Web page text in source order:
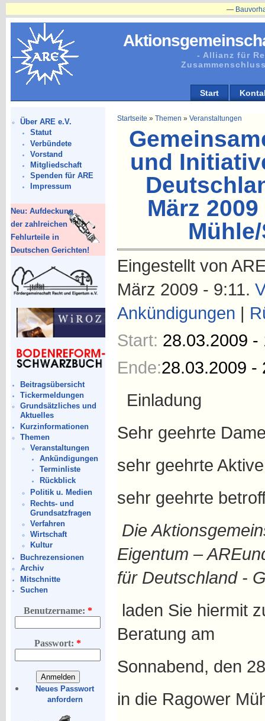
- Allianz für
Start
Über ARE e.V.
Statut
Verbündete
Vorstand
Mitgliedschaft
Spenden für ARE
Impressum
Neu: Aufdeckung
der zahlreichen
Fehlurteile in
Deutschen Gerichten!
Beitragsübersicht
Tickermeldungen
Grundsätzliches und
Aktuelles
Kurzinformationen
Themen
Veranstaltungen
Ankündigungen
Terminliste
Rückblick
Politik u. Medien
Rechts- und
Grundsatzfragen
Verfahren
Wirtschaft
Kultur
Buchrezensionen
Archiv
Mitschnitte
Suchen
Benutzername: *
Passwort:*
Neues Passwort
anfordern
Bauvorhaben in
Startseite » Themen » Veranstaltungen
und
März
Eingestellt von
März 2009 - 9:11.
Ankündigungen |
Start: 28.03.2009 -
Ende:28.03.2009 -
Einladung
Sehr geehrte
sehr geehrte
sehr geehrte
Die
Eigentum – ARE
für Deutschland -
laden Sie hiermit
Beratung am
Sonnabend, den
in die Ragower